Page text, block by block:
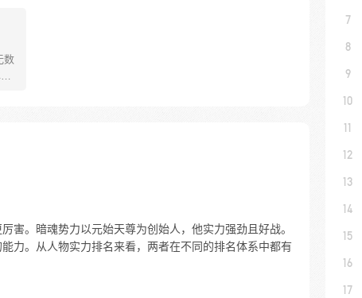
害。暗魂势力以元始天尊为创始人，他实力强劲且好战。
力。从人物实力排名来看，两者在不同的排名体系中都有
7
8
9
10
11
12
13
14
15
16
17